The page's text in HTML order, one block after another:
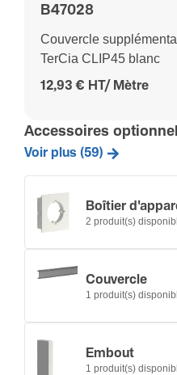
B47028
Couvercle
TerCia CLIP45 blanc
12,93 € HT/ Mètre
Accessoires
Voir plus (59)
Boîtier
2 produit(s)
Couvercle
1 produit(s)
Embout
1 produit(s)